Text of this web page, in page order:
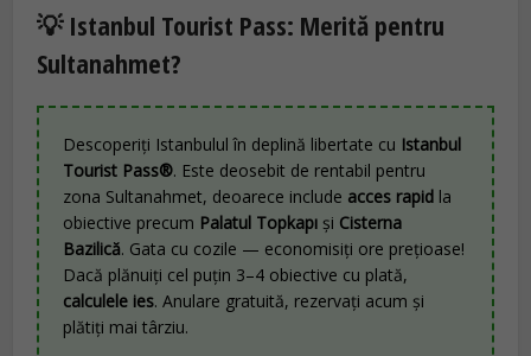
💡 Istanbul Tourist Pass: Merită pentru
Sultanahmet?
Descoperiți Istanbulul în deplină libertate cu Istanbul
Tourist Pass®. Este deosebit de rentabil pentru
zona Sultanahmet, deoarece include acces rapid la
obiective precum Palatul Topkapı și Cisterna
Bazilică. Gata cu cozile — economisiți ore prețioase!
Dacă plănuiți cel puțin 3–4 obiective cu plată,
calculele ies. Anulare gratuită, rezervați acum și
plătiți mai târziu.